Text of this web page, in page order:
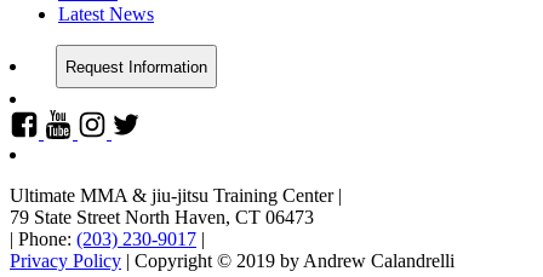
Latest News
Request Information
Ultimate MMA & jiu-jitsu Training Center|
79 State Street North Haven, CT 06473
| Phone: (203) 230-9017 |
Privacy Policy | Copyright © 2019 by Andrew Calandrelli